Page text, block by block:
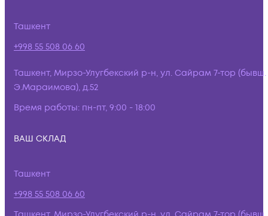
Ташкент
+998 55 508 06 60
Ташкент, Мирзо-Улугбекский р-н, ул. Сайрам 7-тор (бывш.
Э.Мараимова), д.52
Время работы: пн-пт, 9:00 - 18:00
ВАШ СКЛАД
Ташкент
+998 55 508 06 60